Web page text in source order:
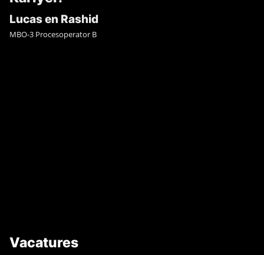
Lucas en Rashid
MBO-3 Procesoperator B
Vacatures